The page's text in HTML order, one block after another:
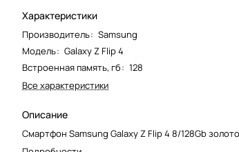
Характеристики
Производитель: Samsung
Модель: Galaxy Z Flip 4
Встроенная память, гб: 128
Все характеристики
Описание
Смартфон Samsung Galaxy Z Flip 4 8/128Gb